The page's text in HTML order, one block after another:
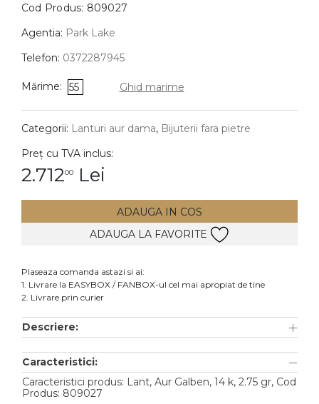
Bratari
Coliere
Lanturi
Pandantive
DIAMANTE Vezi toate
Cercei
Accesorii
Aur alb
Aur roz
Cod Produs: 809027
Agentia: Park Lake
Telefon: 0372287945
Mărime: 55 Ghid marime
Categorii: Lanturi aur dama, Bijuterii fara pietre
Preț cu TVA inclus:
2.71200 Lei
ADAUGA IN COS
ADAUGA LA FAVORITE
Plaseaza comanda astazi si ai:
1. Livrare la EASYBOX / FANBOX-ul cel mai apropiat de tine
2. Livrare prin curier
Descriere:
Caracteristici:
Caracteristici produs: Lant, Aur Galben, 14 k, 2.75 gr, Cod
Produs: 809027